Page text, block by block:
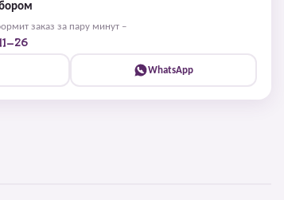
заказ за пару минут –
26
WhatsApp